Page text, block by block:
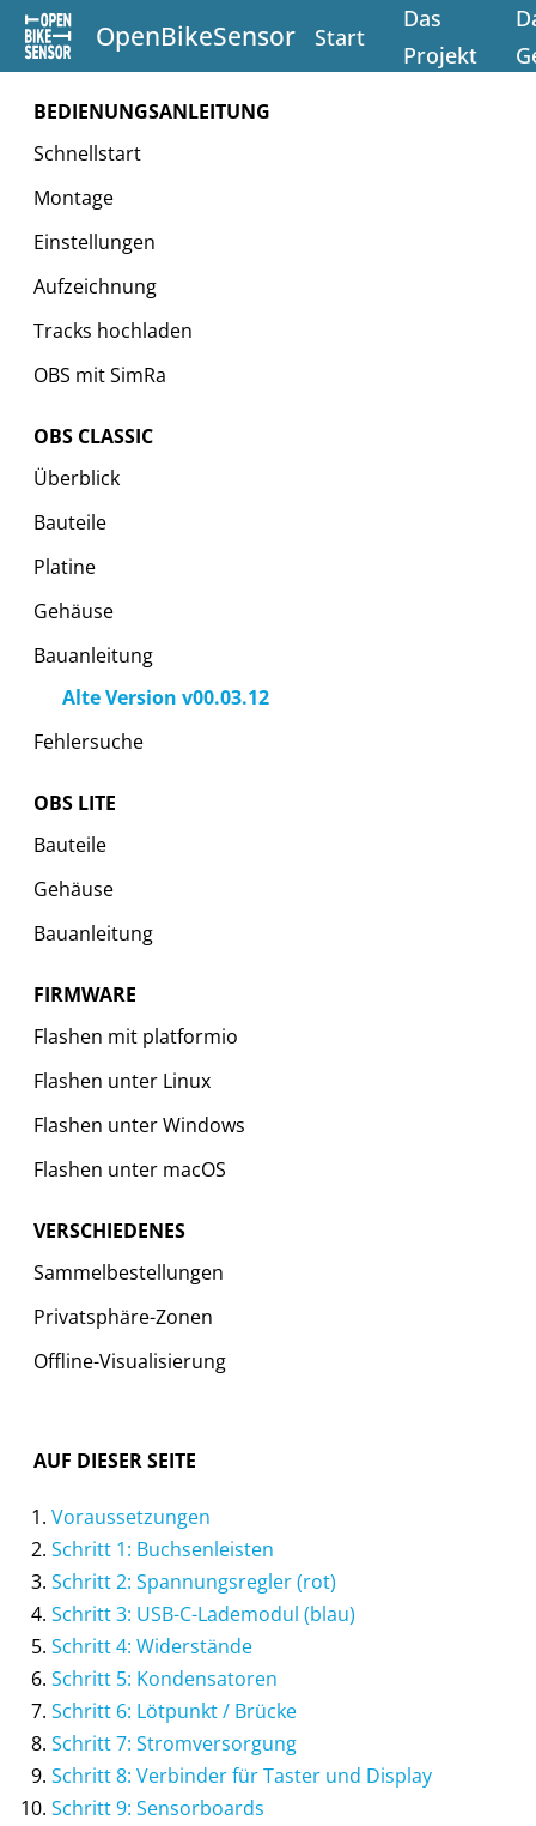
OpenBikeSensor Start
Das
Projekt
BEDIENUNGSANLEITUNG
Schnellstart
Montage
Einstellungen
Aufzeichnung
Tracks hochladen
OBS mit SimRa
OBS CLASSIC
Überblick
Bauteile
Platine
Gehäuse
Bauanleitung
Alte Version v00.03.12
Fehlersuche
OBS LITE
Bauteile
Gehäuse
Bauanleitung
FIRMWARE
Flashen mit platformio
Flashen unter Linux
Flashen unter Windows
Flashen unter macOS
VERSCHIEDENES
Sammelbestellungen
Privatsphäre-Zonen
Offline-Visualisierung
AUF DIESER SEITE
Voraussetzungen
Schritt 1: Buchsenleisten
Schritt 2: Spannungsregler (rot)
Schritt 3: USB-C-Lademodul (blau)
Schritt 4: Widerstände
Schritt 5: Kondensatoren
Schritt 6: Lötpunkt / Brücke
Schritt 7: Stromversorgung
Schritt 8: Verbinder für Taster und Display
Schritt 9: Sensorboards